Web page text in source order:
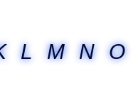
L M N O